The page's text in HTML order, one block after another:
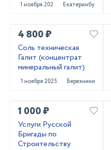
1 ноября 2025 Екатеринбург
4 800 ₽
Соль техническая
Галит (концентрат
минеральный галит)
1 ноября 2025 Березники
1 000 ₽
Услуги Русской
Бригады по
Строительству